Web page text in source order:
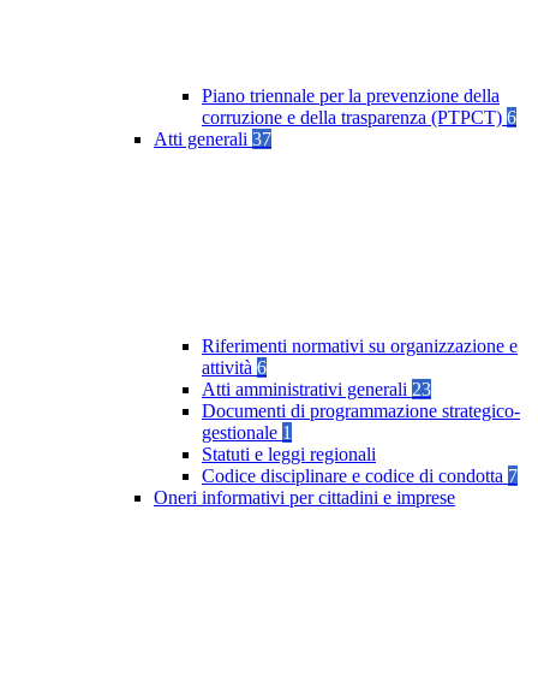
Piano triennale per la prevenzione della
corruzione e della trasparenza (PTPCT) 6
Atti generali 37
Riferimenti normativi su organizzazione e
attività 6
Atti amministrativi generali 23
Documenti di programmazione strategico-
gestionale 1
Statuti e leggi regionali
Codice disciplinare e codice di condotta 7
Oneri informativi per cittadini e imprese